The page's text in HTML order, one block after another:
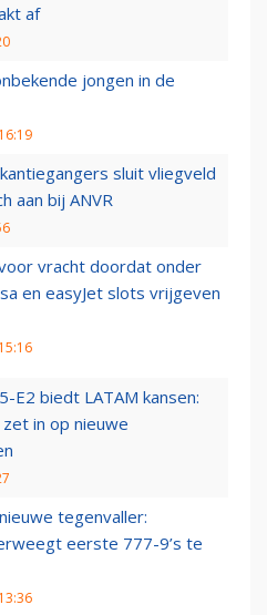
af
jongen in de
sluit vliegveld
aan bij ANVR
vracht doordat onder
en easyJet slots vrijgeven
E2 biedt LATAM kansen:
in op nieuwe
tegenvaller:
eerste 777-9’s te